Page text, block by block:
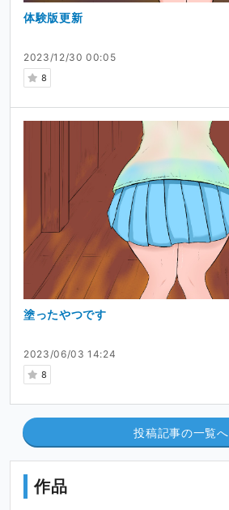
2023/12/30 00:05
8
体験版更新
2023/06/03 14:24
8
塗ったやつです
投稿記事の一覧へ
作品